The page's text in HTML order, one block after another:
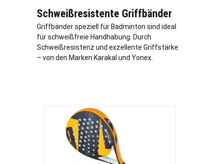
Schweißresistente Griffbänder
Griffbänder speziell für Badminton sind ideal
für schweißfreie Handhabung. Durch
Schweißresistenz und exzellente Griffstärke
– von den Marken Karakal und Yonex.